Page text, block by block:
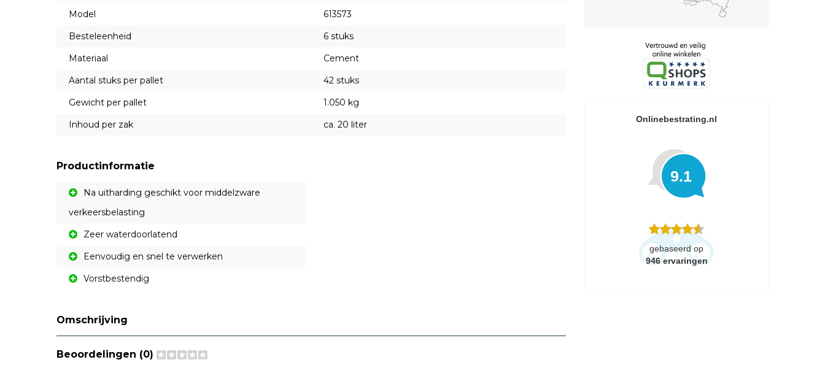
Model
613573
Besteleenheid
6 stuks
Materiaal
Cement
Aantal stuks per pallet
42 stuks
Gewicht per pallet
1.050 kg
Inhoud per zak
ca. 20 liter
Productinformatie
Na uitharding geschikt voor middelzware
verkeersbelasting
Zeer waterdoorlatend
Eenvoudig en snel te verwerken
Vorstbestendig
Omschrijving
Beoordelingen (0)
Onlinebestrating.nl
9.1
gebaseerd op
946 ervaringen